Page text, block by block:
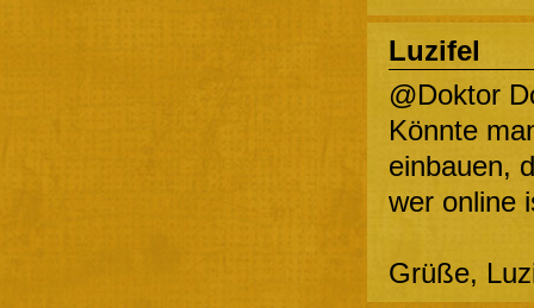
Luzifel
@Doktor
Könnte
einbauen,
wer online
Grüße,